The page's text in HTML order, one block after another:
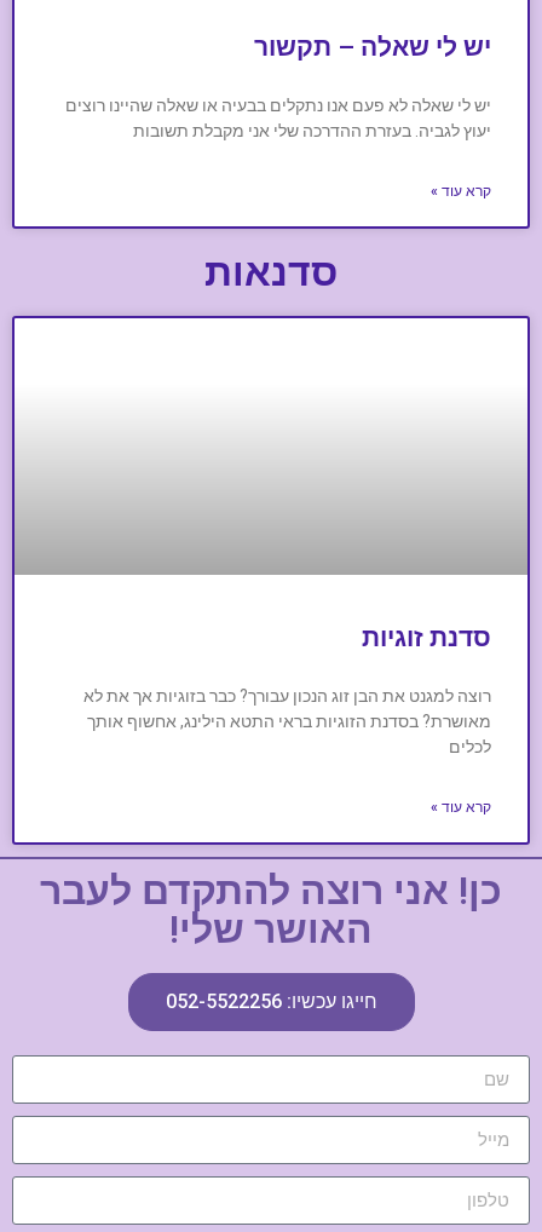
יש לי שאלה – תקשור
יש לי שאלה לא פעם אנו נתקלים בבעיה או שאלה שהיינו רוצים
יעוץ לגביה. בעזרת ההדרכה שלי אני מקבלת תשובות
קרא עוד »
סדנאות
סדנת זוגיות
רוצה למגנט את הבן זוג הנכון עבורך? כבר בזוגיות אך את לא
מאושרת? בסדנת הזוגיות בראי התטא הילינג, אחשוף אותך
לכלים
קרא עוד »
כן! אני רוצה להתקדם לעבר
האושר שלי!
חייגו עכשיו: 052-5522256